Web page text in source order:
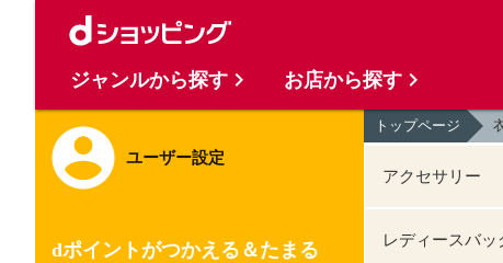
ユーザー設定
dポイントがつかえる＆たまる
トップページ
アクセサリー
レディースバッ
ジャンルから探す お店から探す